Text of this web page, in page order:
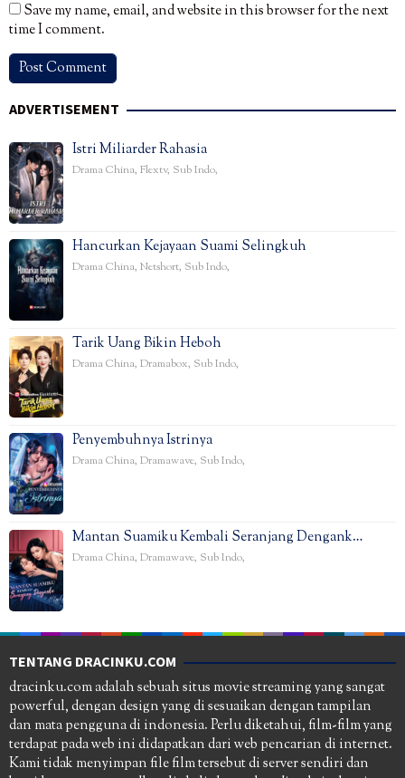
Save my name, email, and website in this browser for the next
time I comment.
ADVERTISEMENT
Istri Miliarder Rahasia
Drama China, Flextv, Sub Indo,
Hancurkan Kejayaan Suami Selingkuh
Drama China, Netshort, Sub Indo,
Tarik Uang Bikin Heboh
Drama China, Dramabox, Sub Indo,
Penyembuhnya Istrinya
Drama China, Dramawave, Sub Indo,
Mantan Suamiku Kembali Seranjang Dengank…
Drama China, Dramawave, Sub Indo,
TENTANG DRACINKU.COM
dracinku.com adalah sebuah situs movie streaming yang sangat
powerful, dengan design yang di sesuaikan dengan tampilan
dan mata pengguna di indonesia. Perlu diketahui, film-film yang
terdapat pada web ini didapatkan dari web pencarian di internet.
Kami tidak menyimpan file film tersebut di server sendiri dan